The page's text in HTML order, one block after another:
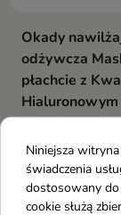
Okady
odżywcza
płachcie z
Hialuronowym
Skwalanem
Regenerująco-
w płachcie ze
kwasem
intensywnie
wspiera odbudowę
Niniejsza
świadczenia
dostosowany
cookie służą